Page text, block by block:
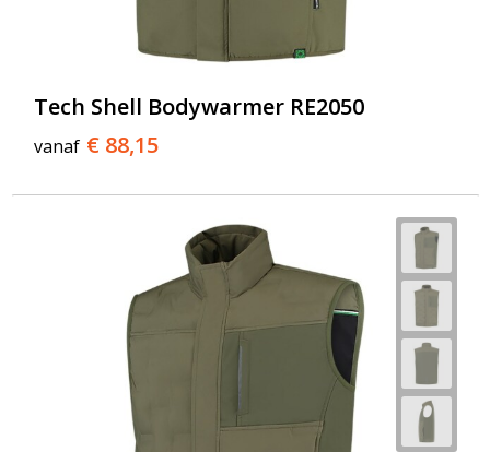
Tech Shell Bodywarmer RE2050
vanaf € 88,15